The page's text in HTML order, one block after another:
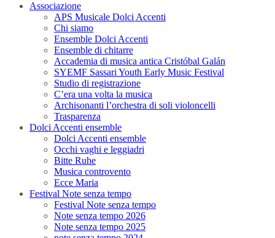
Associazione
APS Musicale Dolci Accenti
Chi siamo
Ensemble Dolci Accenti
Ensemble di chitarre
Accademia di musica antica Cristóbal Galán
SYEMF Sassari Youth Early Music Festival
Studio di registrazione
C’era una volta la musica
Archisonanti l’orchestra di soli violoncelli
Trasparenza
Dolci Accenti ensemble
Dolci Accenti ensemble
Occhi vaghi e leggiadri
Bitte Ruhe
Musica controvento
Ecce Maria
Festival Note senza tempo
Festival Note senza tempo
Note senza tempo 2026
Note senza tempo 2025